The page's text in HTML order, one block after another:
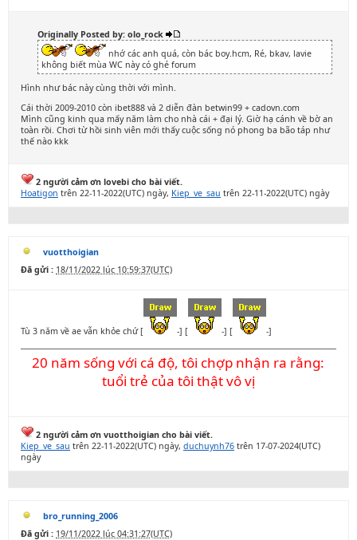
Originally Posted by: olo_rock
nhớ các anh quá, còn bác boy.hcm, Ré, bkav, lavie
không biết mùa WC này có ghé forum
Hình như bác này cùng thời với mình.
Cái thời 2009-2010 còn ibet888 và 2 diễn đàn betwin99 + cadovn.com
Mình cũng kinh qua mấy năm làm cho nhà cái + đại lý. Giờ hạ cánh về bờ an
toàn rồi. Chơi từ hồi sinh viên mới thấy cuộc sống nó phong ba bão táp như
thế nào kkk
2 người cảm ơn lovebi cho bài viết.
Hoatigon trên 22-11-2022(UTC) ngày, Kiep_ve_sau trên 22-11-2022(UTC) ngày
vuotthoigian
Đã gửi : 18/11/2022 lúc 10:59:37(UTC)
Tù 3 năm về ae vẫn khỏe chứ [ -] [ -] [ -]
20 năm sống với cá độ, tôi chợp nhận ra rằng:
tuổi trẻ của tôi thật vô vị
2 người cảm ơn vuotthoigian cho bài viết.
Kiep_ve_sau trên 22-11-2022(UTC) ngày, duchuynh76 trên 17-07-2024(UTC)
ngày
bro_running_2006
Đã gửi : 19/11/2022 lúc 04:31:27(UTC)